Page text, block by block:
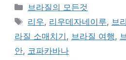
카
테
리
브라질의 모든것
태
그
리우, 리우데자네이루, 브
라질 소매치기 , 브라질 여행,
안, 코파카바나